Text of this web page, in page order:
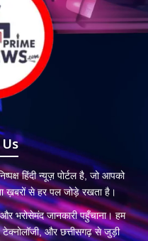
हिंदी न्यूज़ पोर्टल है, जो आपको
ख़बरों से हर पल जोड़े रखता है।
भरोसेमंद जानकारी पहुँचाना। हम
टेक्नोलॉजी, और छत्तीसगढ़ से जुड़ी